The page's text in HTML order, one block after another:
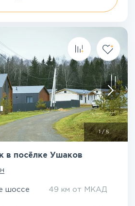
1/5
в посёлке Ушаков
шоссе 49 км от МКАД